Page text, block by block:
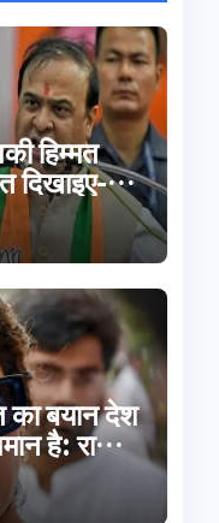
हिम्मत
का बयान देश
है: राकेश